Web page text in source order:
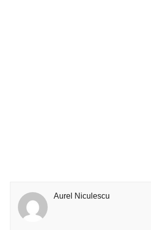
Aurel Niculescu